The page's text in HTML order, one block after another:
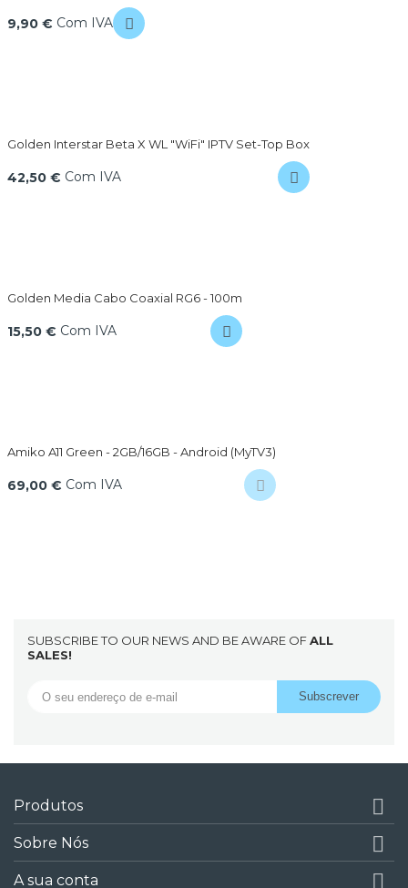
9,90 € Com IVA
Golden Interstar Beta X WL "WiFi" IPTV Set-Top Box
42,50 € Com IVA
Golden Media Cabo Coaxial RG6 - 100m
15,50 € Com IVA
Amiko A11 Green - 2GB/16GB - Android (MyTV3)
69,00 € Com IVA
SUBSCRIBE TO OUR NEWS AND BE AWARE OFALL
SALES!
Produtos 
Sobre Nós 
A sua conta 